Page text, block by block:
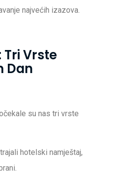
najvećih izazova.
Tri Vrste
Dan
su nas tri vrste
hotelski namještaj,